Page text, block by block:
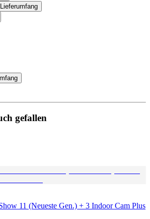
gefallen
11 (Neueste Gen.) + 3 Indoor Cam Plus